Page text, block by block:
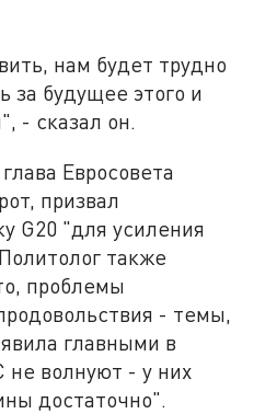
нам будет трудно
за будущее этого и
- сказал он.
Евросовета
призвал
G20 "для усиления
также
проблемы
- темы,
главными в
не волнуют - у них
достаточно".